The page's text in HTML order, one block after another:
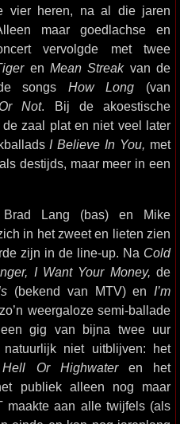
vier heren, na al die jaren
maar goedlachse en
vervolgde met twee
en Mean Streak van de
songs How Long (van
Not. Bij de akoestische
zaal plat en niet veel later
I Believe In You, met
destijds, maar meer in een
Lang (bas) en Mike
in het zweet en lieten zien
zijn in de line-up. Na Cold
I Want Your Money, de
(bekend van MTV) en I’m
weergaloze semi-ballade
gig van bijna twee uur
niet uitblijven: het
Hell Or Highwater en het
publiek alleen nog maar
maakte aan alle twijfels (als